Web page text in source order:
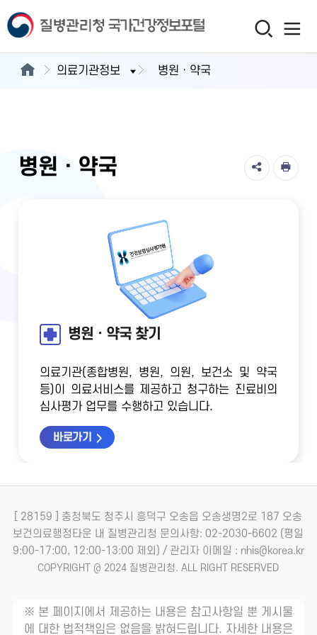
의료기관정보 병원ㆍ약국
병원ㆍ약국
병원ㆍ약국 찾기
의료기관(종합병원, 병원, 의원, 보건소 및 약국
등)이 의료서비스를 제공하고 청구하는 진료비의
심사평가 업무를 수행하고 있습니다.
바로가기
[ 28159 ] 충청북도 청주시 흥덕구 오송읍 오송생명2로 187 오송
보건의료행정타운 내 질병관리청 문의사항: 02-2030-6602 (평일
9:00-17:00, 12:00-13:00 제외) / 관리자 이메일 : nhis@korea.kr
COPYRIGHT @ 2024 질병관리청. ALL RIGHT RESERVED
※ 본 페이지에서 제공하는 내용은 참고사항일 뿐 게시물
에 대한 법적책임은 없음을 밝혀드립니다. 자세한 내용은